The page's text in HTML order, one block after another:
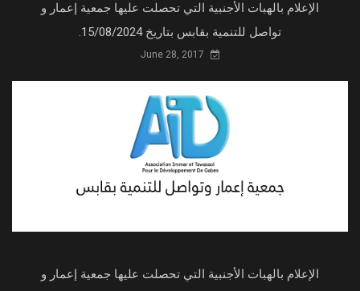
الإعلام بالهبات الأجنبية التي تحصلت عليها جمعية إعمار و
تواصل للتنمية بقابس بتاريخ 15/08/2024.
الإعلام بالهبات الأجنبية التي تحصلت عليها جمعية إعمار و